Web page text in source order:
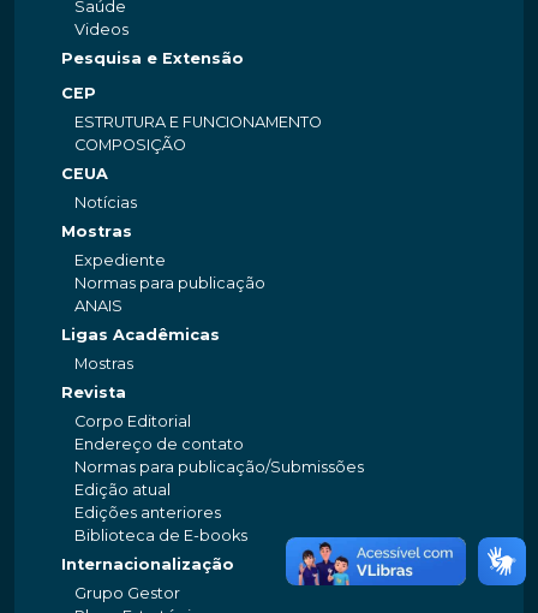
Saúde
Videos
Pesquisa e Extensão
CEP
ESTRUTURA E FUNCIONAMENTO
COMPOSIÇÃO
CEUA
Notícias
Mostras
Expediente
Normas para publicação
ANAIS
Ligas Acadêmicas
Mostras
Revista
Corpo Editorial
Endereço de contato
Normas para publicação/Submissões
Edição atual
Edições anteriores
Biblioteca de E-books
Internacionalização
Grupo Gestor